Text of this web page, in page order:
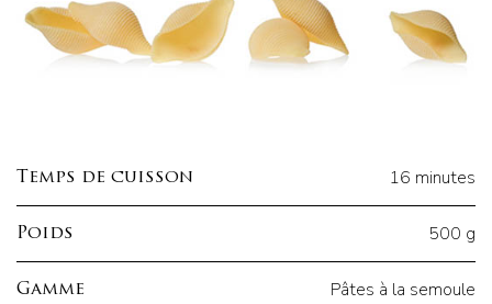
Temps de cuisson 16 minutes
Poids 500 g
Gamme Pâtes à la semoule